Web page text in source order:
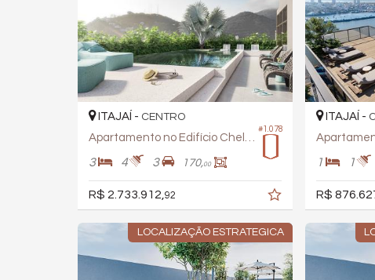
#1.078
ITAJAÍ - CENTRO
Apartamento no Edifício Chelsea 922
3 4 3 170,00
R$ 2.733.912, 92
ITAJAÍ -
1 1
R$
LOCALIZAÇÃO ESTRATEGICA